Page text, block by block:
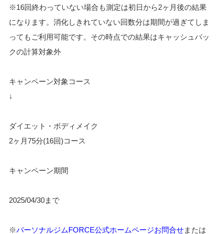
※16回終わっていない場合も測定は初日から2ヶ月後の結果
になります。消化しきれていない回数分は期間が過ぎてしま
ってもご利用可能です。その時点での結果はキャッシュバッ
クの計算対象外
キャンペーン対象コース
↓
ダイエット・ボディメイク
2ヶ月75分(16回)コース
キャンペーン期間
2025/04/30まで
※パーソナルジムFORCE公式ホームページお問合せまたは